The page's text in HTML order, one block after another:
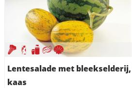
Lentesalade met
kaas